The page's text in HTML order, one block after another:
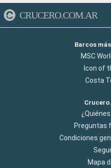
CRUCERO.COM.AR
Barcos
MSC
Icon of
Costa
Preguntas
Condiciones
Mapa